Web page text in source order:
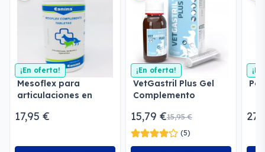
¡En oferta!
Mesoflex para
articulaciones en
17,95 €
¡En oferta!
VetGastril Plus Gel
Complemento
15,79 €15,95 €
(5)